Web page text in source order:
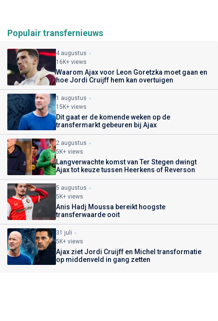
Populair transfernieuws
4 augustus
16K+ views
Waarom Ajax voor Leon Goretzka moet gaan en
hoe Jordi Cruijff hem kan overtuigen
1 augustus
15K+ views
Dit gaat er de komende weken op de
transfermarkt gebeuren bij Ajax
2 augustus
5K+ views
Langverwachte komst van Ter Stegen dwingt
Ajax tot keuze tussen Heerkens of Reverson
5 augustus
5K+ views
Anis Hadj Moussa bereikt hoogste
transferwaarde ooit
31 juli
5K+ views
Ajax ziet Jordi Cruijff en Michel transformatie
op middenveld in gang zetten